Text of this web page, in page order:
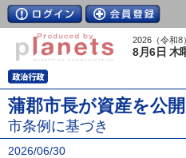
2026（令和8
8月6日 木
蒲郡市長が資産を公開
市条例に基づき
2026/06/30